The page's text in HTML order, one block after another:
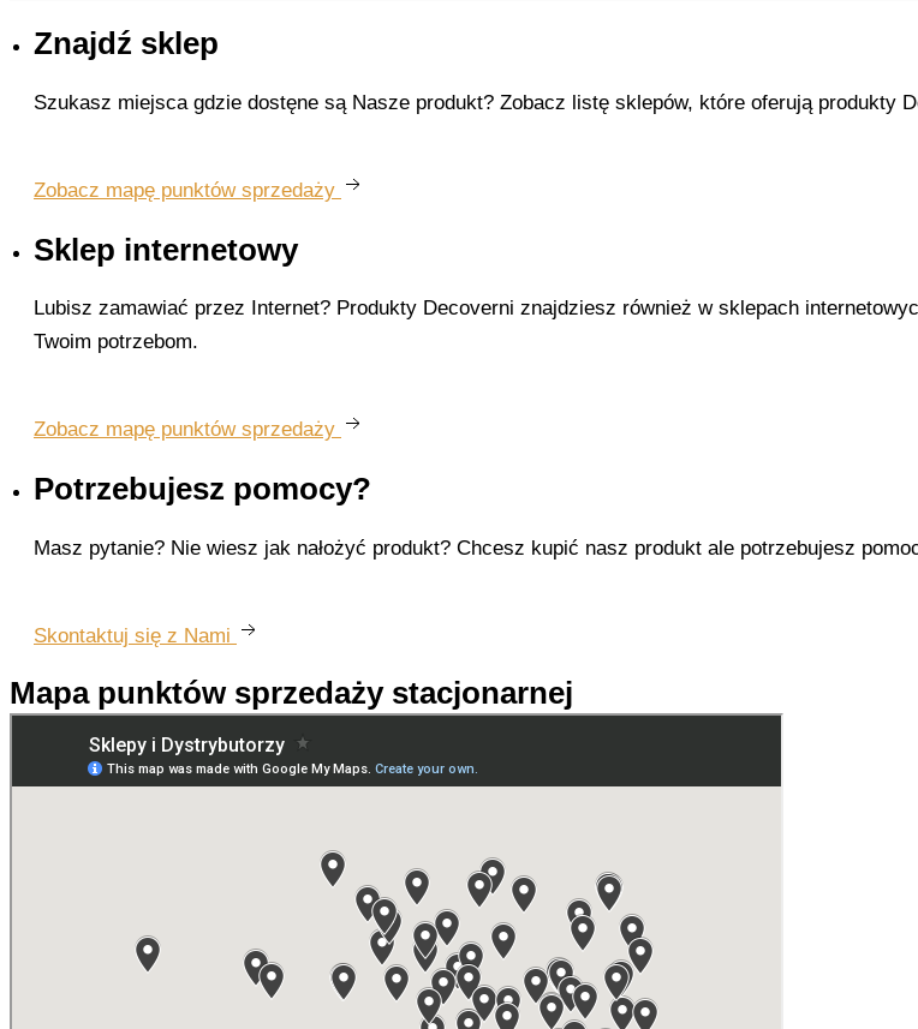
Znajdź sklep
Szukasz miejsca gdzie dostęne są Nasze produkt? Zobacz listę sklepów, które oferują produkty
Zobacz mapę punktów sprzedaży
Sklep internetowy
Lubisz zamawiać przez Internet? Produkty Decoverni znajdziesz również w sklepach
Twoim potrzebom.
Zobacz mapę punktów sprzedaży
Potrzebujesz pomocy?
Masz pytanie? Nie wiesz jak nałożyć produkt? Chcesz kupić nasz produkt ale potrzebujesz
Skontaktuj się z Nami
Mapa punktów sprzedaży stacjonarnej